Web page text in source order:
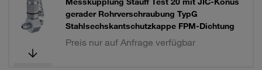
gerader Rohrverschraubung TypG
Stahlsechskantschutzkappe FPM-Dichtung
Preis nur auf Anfrage verfügbar